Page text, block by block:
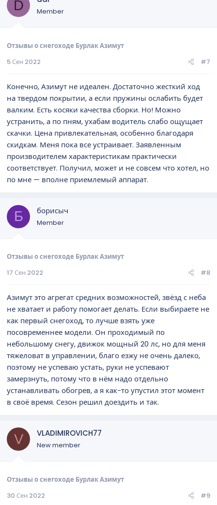
D Member
Отзывы о снегоходе Бурлак Азимут
5 Сен 2022
#7
Конечно, Азимут не идеален. Достаточно жесткий ход
на твердом покрытии, а если пружины ослабить будет
валким. Есть косяки качества сборки. Но! Можно
устранить, а по пням, ухабам водитель слабо ощущает
скачки. Цена привлекательная, особенно благодаря
скидкам. Меня пока все устраивает. Заявленным
производителем характеристикам практически
соответствует. Получил, может и не совсем что хотел, но
по мне — вполне приемлемый аппарат.
Б борисыч
Member
Отзывы о снегоходе Бурлак Азимут
17 Сен 2022
#8
Азимут это агрегат средних возможностей, звёзд с неба
не хватает и работу помогает делать. Если выбираете не
как первый снегоход, то лучше взять уже
посовременнее модели. Он проходимый по
небольшому снегу, движок мощный 20 лс, но для меня
тяжеловат в управлении, благо езжу не очень далеко,
поэтому не успеваю устать, руки не успевают
замерзнуть, потому что в нём надо отдельно
устанавливать обогрев, а я как-то упустил этот момент
в своё время. Сезон решил доездить и так.
V VLADIMIROVICH77
New member
Отзывы о снегоходе Бурлак Азимут
30 Сен 2022
#9